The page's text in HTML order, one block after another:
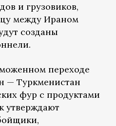
и грузовиков,
между Ираном
созданы
переходе
— Туркменистан
фур с продуктами
утверждают